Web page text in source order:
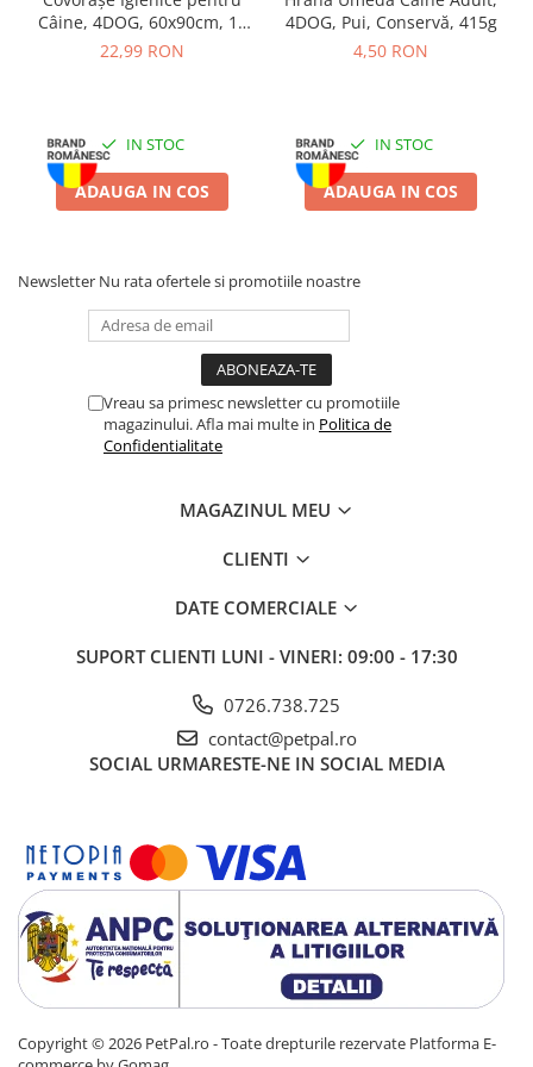
Batoane Rozătoare
Îngrijire Rozătoare
Pești
Acvarii
Accesorii Acvarii
Hrană Pești
Hrană Broaște Țestoase
Întreținere Acvariu
Câine, 4DOG, 60x90cm, 10
bucăți
22,99 RON
IN STOC
ADAUGA IN COS
4DOG, Pui, Conservă, 415g
4,50 RON
IN STOC
ADAUGA IN COS
Newsletter Nu rata ofertele si promotiile noastre
Vreau sa primesc newsletter cu promotiile
magazinului. Afla mai multe in Politica de
Confidentialitate
MAGAZINUL MEU
CLIENTI
DATE COMERCIALE
SUPORT CLIENTI LUNI - VINERI: 09:00 - 17:30
0726.738.725
contact@petpal.ro
SOCIAL URMARESTE-NE IN SOCIAL MEDIA
Copyright © 2026 PetPal.ro - Toate drepturile rezervate Platforma E-